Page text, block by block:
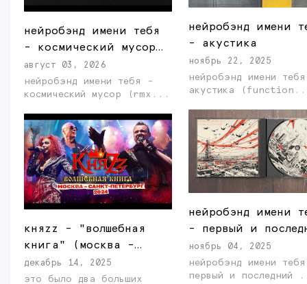
нейробэнд имени тебя
- космический мусор
(rmx)
август 03, 2026
нейробэнд имени тебя -
космический мусор (rmx...
княzz - "волшебная
книга" (москва -
санкт-петербург,
2024)
декабрь 14, 2025
это было два больших
нейробэнд имени
- акустика
ноябрь 22, 2025
нейробэнд имени
акустика
нейробэнд имени
- первый и
ноябрь 04, 2025
нейробэнд имени